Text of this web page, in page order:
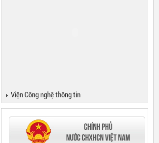
Viện Công nghệ thông tin